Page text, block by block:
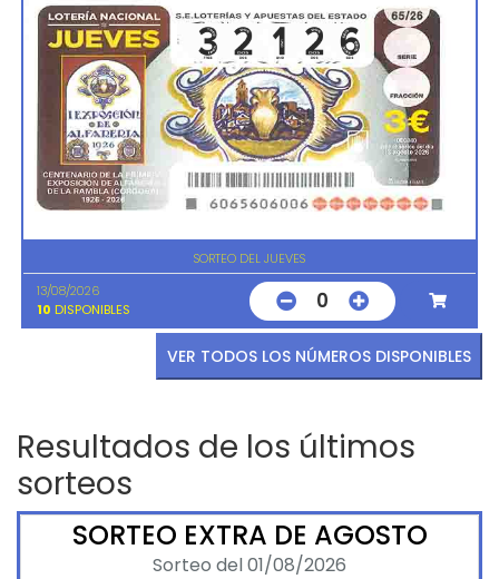
SORTEO DEL JUEVES
13/08/2026
10 DISPONIBLES 0
VER TODOS LOS NÚMEROS DISPONIBLES
Resultados de los últimos
sorteos
SORTEO EXTRA DE AGOSTO
Sorteo del 01/08/2026